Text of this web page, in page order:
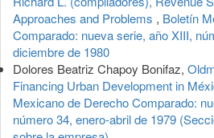
Approaches and Problems , Boletín
Comparado: nueva serie, año XIII,
diciembre de 1980
Dolores Beatriz Chapoy Bonifaz,
Financing Urban Development in
Mexicano de Derecho Comparado:
número 34, enero-abril de 1979